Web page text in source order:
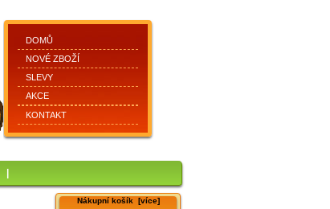
DOMŮ
NOVÉ ZBOŽÍ
SLEVY
AKCE
KONTAKT
Nákupní košík [více]